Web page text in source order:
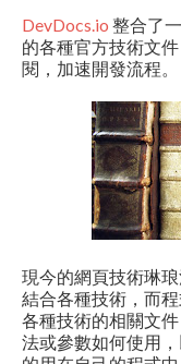
DevDocs.io 整合了
的各種官方技術文
閱，加速開發流程。
現今的網頁技術琳
結合各種技術，而
各種技術的相關文
法或參數如何使用